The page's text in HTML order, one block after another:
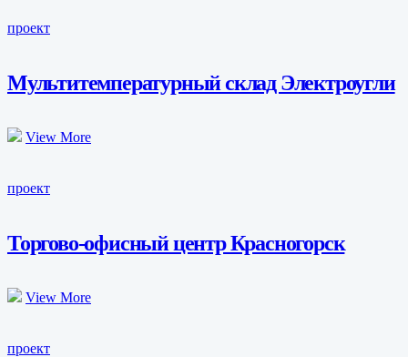
проект
Мультитемпературный склад Электроугли
View More
проект
Торгово-офисный центр Красногорск
View More
проект